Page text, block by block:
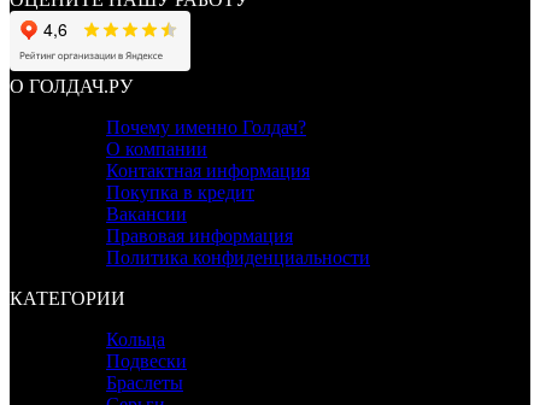
О ГОЛДАЧ.РУ
Почему именно Голдач?
О компании
Контактная информация
Покупка в кредит
Вакансии
Правовая информация
Политика конфиденциальности
КАТЕГОРИИ
Кольца
Подвески
Браслеты